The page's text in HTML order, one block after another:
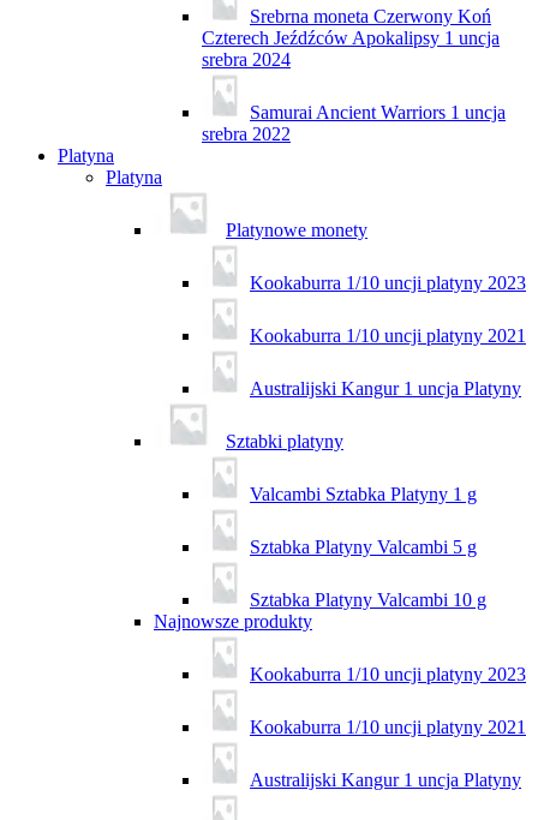
Srebrna moneta Czerwony Koń
Czterech Jeźdźców Apokalipsy 1 uncja
srebra 2024
Samurai Ancient Warriors 1 uncja
srebra 2022
Platyna
Platyna
Platynowe monety
Kookaburra 1/10 uncji platyny 2023
Kookaburra 1/10 uncji platyny 2021
Australijski Kangur 1 uncja Platyny
Sztabki platyny
Valcambi Sztabka Platyny 1 g
Sztabka Platyny Valcambi 5 g
Sztabka Platyny Valcambi 10 g
Najnowsze produkty
Kookaburra 1/10 uncji platyny 2023
Kookaburra 1/10 uncji platyny 2021
Australijski Kangur 1 uncja Platyny